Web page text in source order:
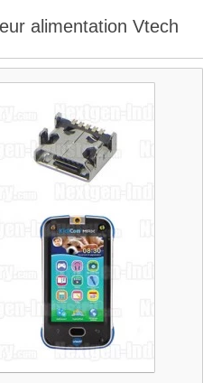
alimentation Vtech